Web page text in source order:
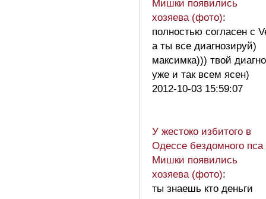
Мишки появились
хозяева (фото):
полностью согласен с
а ты все диагнозируй)
максимка))) твой
уже и так всем ясен)
2012-10-03 15:59:07
У жестоко избитого в
Одессе бездомного пса
Мишки появились
хозяева (фото):
ты знаешь кто деньги